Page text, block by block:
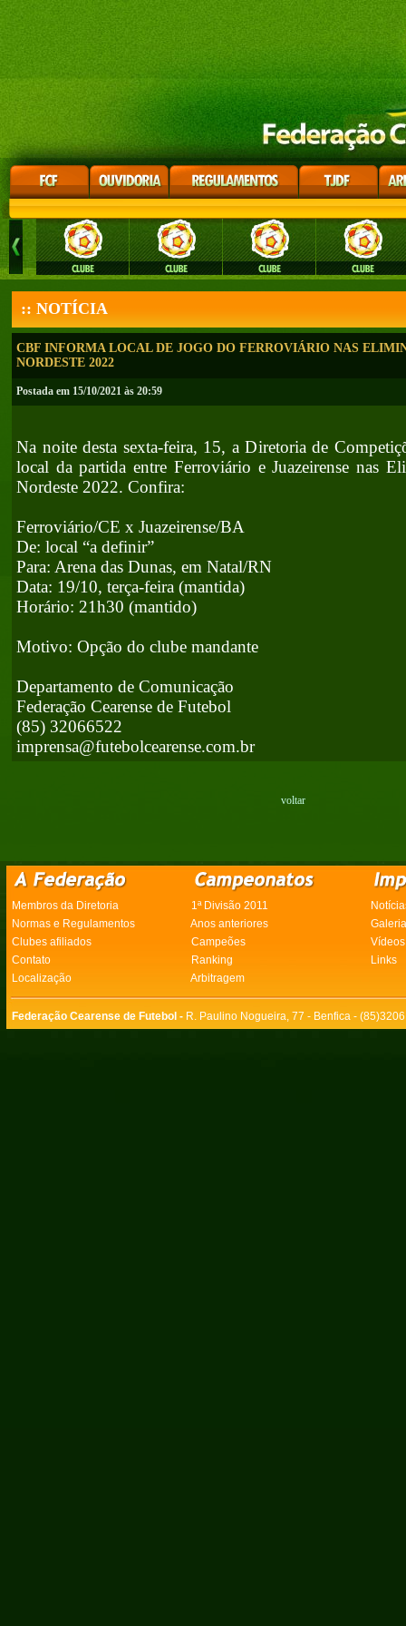
:: NOTÍCIA
CBF INFORMA LOCAL DE JOGO DO FERROVIÁRIO NAS
NORDESTE 2022
Postada em 15/10/2021 às 20:59
Na noite desta sexta-feira, 15, a Diretoria de
local da partida entre Ferroviário e Juazeirense nas
Nordeste 2022. Confira:
Ferroviário/CE x Juazeirense/BA
De: local “a definir”
Para: Arena das Dunas, em Natal/RN
Data: 19/10, terça-feira (mantida)
Horário: 21h30 (mantido)
Motivo: Opção do clube mandante
Departamento de Comunicação
Federação Cearense de Futebol
(85) 32066522
imprensa@futebolcearense.com.br
voltar
Membros da Diretoria 1ª Divisão 2011
Normas e Regulamentos
Anos anteriores
Clubes afiliados
Campeões
Vídeos
Contato
Ranking
Links
Localização
Arbitragem
Federação Cearense de Futebol - R. Paulino Nogueira, 77 - Benfica -